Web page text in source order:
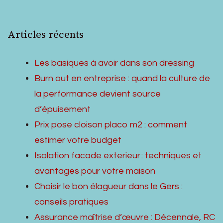
Articles récents
Les basiques à avoir dans son dressing
Burn out en entreprise : quand la culture de
la performance devient source
d’épuisement
Prix pose cloison placo m2 : comment
estimer votre budget
Isolation facade exterieur : techniques et
avantages pour votre maison
Choisir le bon élagueur dans le Gers :
conseils pratiques
Assurance maîtrise d’œuvre : Décennale, RC